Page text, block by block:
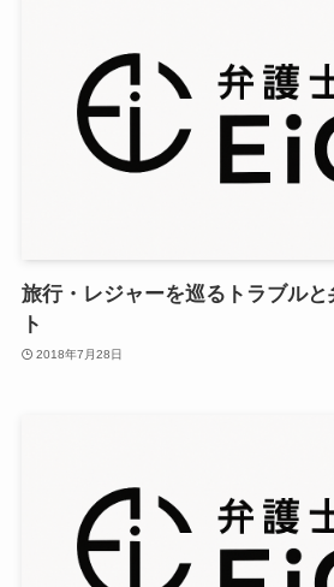
旅行・レジャーを巡るトラブル
ト
2018年7月28日